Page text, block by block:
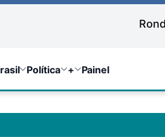
Política + Painel